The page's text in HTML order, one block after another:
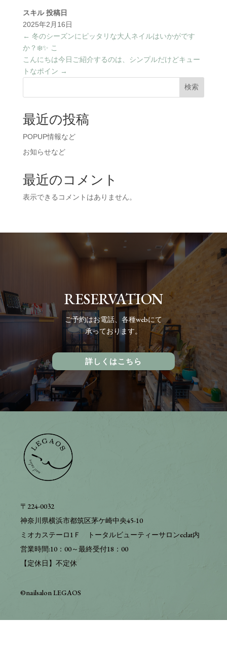
スキル 投稿日
2025年2月16日
← 冬のシーズンにピッタリな大人ネイルはいかがです
か？❄️✨ こ
こんにちは今日ご紹介するのは、シンプルだけどキュー
トなポイン →
検索
最近の投稿
POPUP情報など
お知らせなど
最近のコメント
表示できるコメントはありません。
RESERVATION
ご予約はお電話、各種webにて
承っております。
詳しくはこちら
〒224-0032
神奈川県横浜市都筑区茅ケ崎中央45-10
ミオカステーロ1Ｆ トータルビューティーサロンeclat内
営業時間:10：00～最終受付18：00
【定休日】不定休
©︎nailsalon LEGAOS